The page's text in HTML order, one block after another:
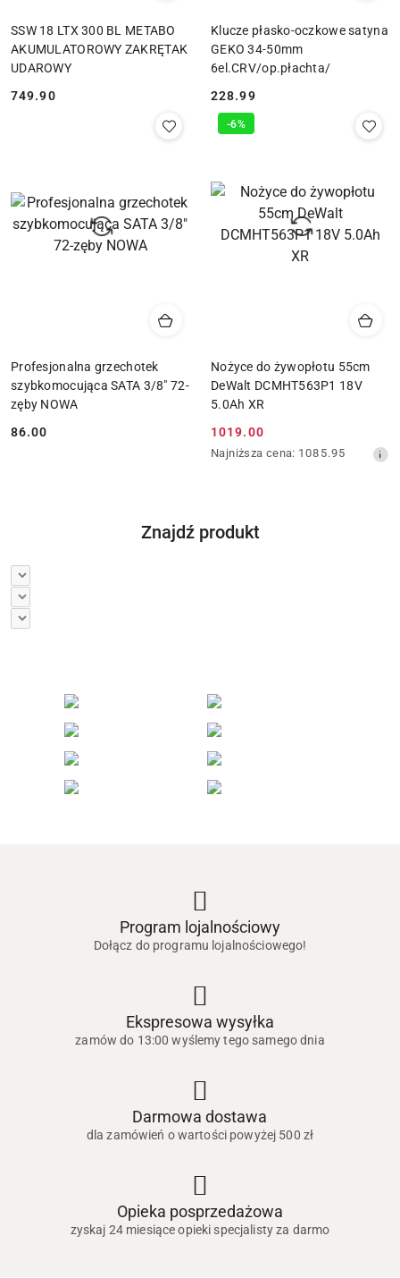
SSW 18 LTX 300 BL METABO
AKUMULATOROWY ZAKRĘTAK
UDAROWY
Cena:
749.90
Klucze płasko-oczkowe satyna
GEKO 34-50mm
6el.CRV/op.płachta/
Cena:
228.99
Profesjonalna grzechotek
szybkomocująca SATA 3/8" 72-
zęby NOWA
Cena:
86.00
Nożyce do żywopłotu 55cm
DeWalt DCMHT563P1 18V
5.0Ah XR
Cena
promocyjna:
1019.00
Najniższa
przed
Najniższa cena: 1085.95
-6%
Znajdź produkt
Program lojalnościowy
Dołącz do programu lojalnościowego!
Ekspresowa wysyłka
zamów do 13:00 wyślemy tego samego dnia
Darmowa dostawa
dla zamówień o wartości powyżej 500 zł
Opieka posprzedażowa
zyskaj 24 miesiące opieki specjalisty za darmo